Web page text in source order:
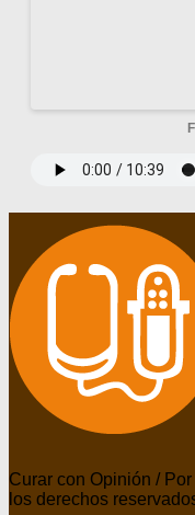
Curar con Opinión /
los derechos